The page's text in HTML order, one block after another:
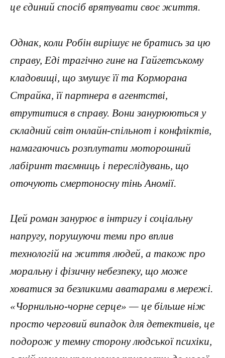
це єдиний спосіб врятувати своє життя.
Однак, коли Робін вирішує не братись за цю
справу, Еді трагічно гине на Гайгетському
кладовищі, що змушує її та Корморана
Страйка, її партнера в агентстві,
втрутитися в справу. Вони занурюються у
складний світ онлайн-спільнот і конфліктів,
намагаючись розплутати моторошний
лабіринт таємниць і переслідувань, що
оточують смертоносну тінь Аномії.
Цей роман занурює в інтригу і соціальну
напругу, порушуючи теми про вплив
технологій на життя людей, а також про
моральну і фізичну небезпеку, що може
ховатися за безликими аватарами в мережі.
«Чорнильно-чорне серце» — це більше ніж
просто черговий випадок для детективів, це
подорож у темну сторону людської психіки,